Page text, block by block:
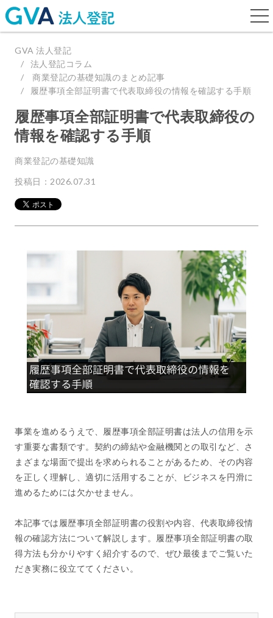
GVA 法人登記
法人登記コラム
商業登記の基礎知識のまとめ記事
履歴事項全部証明書で代表取締役の情報を確認する手順
履歴事項全部証明書で代表取締役の
情報を確認する手順
商業登記の基礎知識
投稿日：2026.07.31
事業を進めるうえで、履歴事項全部証明書は法人の信用を示
す重要な書類です。契約の締結や金融機関との取引など、さ
まざまな場面で提出を求められることがあるため、その内容
を正しく理解し、適切に活用することが、ビジネスを円滑に
進めるためには欠かせません。
本記事では履歴事項全部証明書の役割や内容、代表取締役情
報の確認方法について解説します。履歴事項全部証明書の取
得方法も分かりやすく紹介するので、ぜひ最後までご覧いた
だき実務に役立ててください。